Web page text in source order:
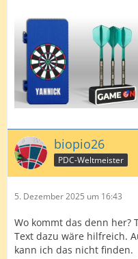
biopio26
PDC-Weltmeister
5. Dezember 2025 um 16:43
Wo kommt das denn her?
Text dazu wäre hilfreich.
kann ich das nicht finden.